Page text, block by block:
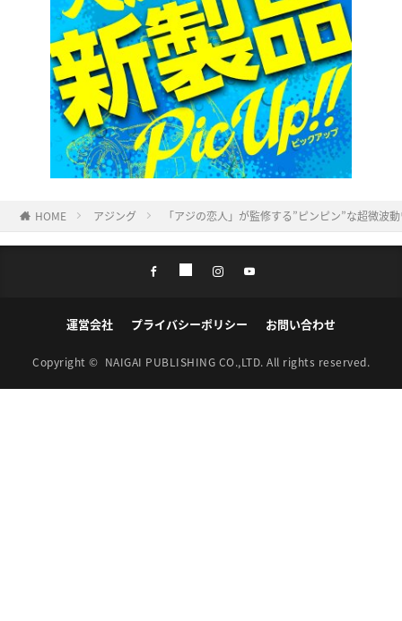
HOME アジング 「アジの恋人」が監修する”ピンピン”な超微波
運営会社 プライバシーポリシー お問い合わせ
Copyright © NAIGAI PUBLISHING CO.,LTD. All rights reserved.